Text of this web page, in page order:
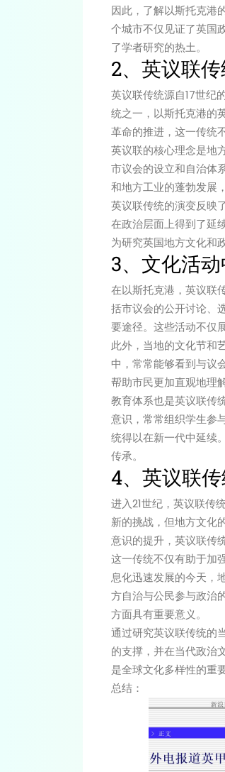
因此，了解以斯托克港
个城市不仅见证了英国
了学者研究的热土。
2、英议联
英议联传统源自17世纪
统之一，以斯托克港的
革命的推进，这一传统
英议联的核心理念是地
市议会的设立和自治体
和地方工业的蓬勃发展
英议联传统的演变反映
在政治层面上得到了延
为研究英国地方文化和
3、文化活
在以斯托克港，英议联
括市议会的公开讨论、
要途径。这些活动不仅
此外，当地的文化节和
中，常常能够看到与议
帮助市民更加直观地理
教育体系也是英议联传
意识，常常组织学生参
统得以在新一代中延续
传承。
4、英议联
进入21世纪，英议联传
新的挑战，但地方文化
意识的提升，英议联传
这一传统不仅有助于加
息化迅速发展的今天，
方自治与公民参与政治
方面具有重要意义。
通过研究英议联传统的
的支撑，并在当代政治
是全球文化多样性的重
总结：